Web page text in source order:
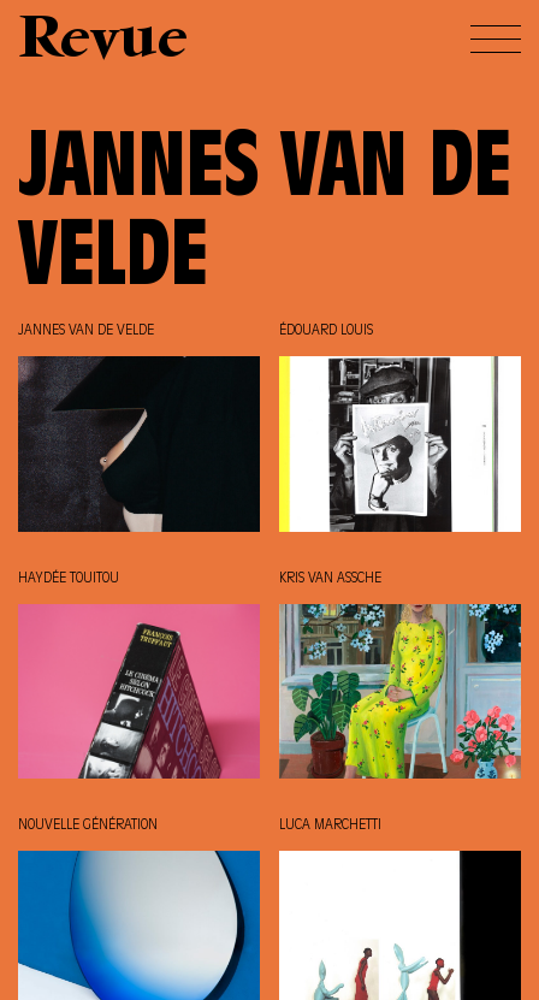
Revue
JANNES VAN DE
VELDE
JANNES VAN DE VELDE ÉDOUARD LOUIS
HAYDÉE TOUITOU KRIS VAN ASSCHE
NOUVELLE GÉNÉRATION LUCA MARCHETTI